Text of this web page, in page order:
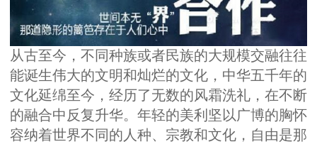
从古至今，不同种族或者民族的大规模交融往往
能诞生伟大的文明和灿烂的文化，中华五千年的
文化延绵至今，经历了无数的风霜洗礼，在不断
的融合中反复升华。年轻的美利坚以广博的胸怀
容纳着世界不同的人种、宗教和文化，自由是那